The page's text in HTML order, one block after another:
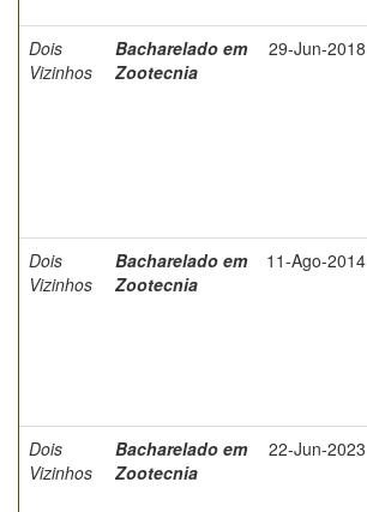
Dois
Vizinhos
Bacharelado em
Zootecnia
29-Jun-2018
Dois
Vizinhos
Bacharelado em
Zootecnia
11-Ago-2014
Dois
Vizinhos
Bacharelado em
Zootecnia
22-Jun-2023